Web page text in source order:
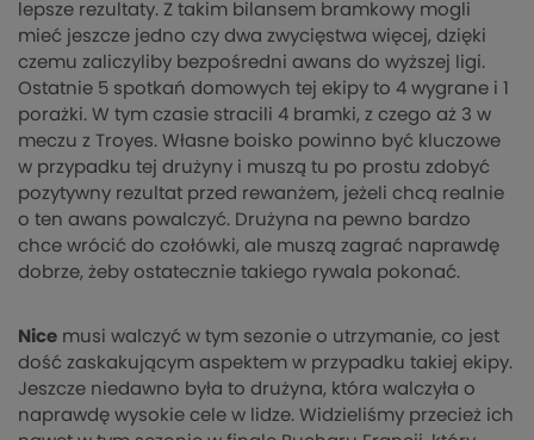
lepsze rezultaty. Z takim bilansem bramkowy mogli
mieć jeszcze jedno czy dwa zwycięstwa więcej, dzięki
czemu zaliczyliby bezpośredni awans do wyższej ligi.
Ostatnie 5 spotkań domowych tej ekipy to 4 wygrane i 1
porażki. W tym czasie stracili 4 bramki, z czego aż 3 w
meczu z Troyes. Własne boisko powinno być kluczowe
w przypadku tej drużyny i muszą tu po prostu zdobyć
pozytywny rezultat przed rewanżem, jeżeli chcą realnie
o ten awans powalczyć. Drużyna na pewno bardzo
chce wrócić do czołówki, ale muszą zagrać naprawdę
dobrze, żeby ostatecznie takiego rywala pokonać.
Nice musi walczyć w tym sezonie o utrzymanie, co jest
dość zaskakującym aspektem w przypadku takiej ekipy.
Jeszcze niedawno była to drużyna, która walczyła o
naprawdę wysokie cele w lidze. Widzieliśmy przecież ich